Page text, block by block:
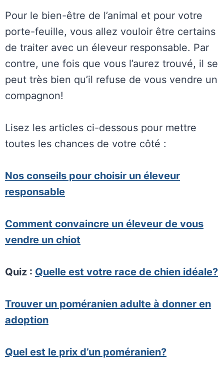
Pour le bien-être de l’animal et pour votre
porte-feuille, vous allez vouloir être certains
de traiter avec un éleveur responsable. Par
contre, une fois que vous l’aurez trouvé, il se
peut très bien qu’il refuse de vous vendre un
compagnon!
Lisez les articles ci-dessous pour mettre
toutes les chances de votre côté :
Nos conseils pour choisir un éleveur
responsable
Comment convaincre un éleveur de vous
vendre un chiot
Quiz : Quelle est votre race de chien idéale?
Trouver un poméranien adulte à donner en
adoption
Quel est le prix d’un poméranien?